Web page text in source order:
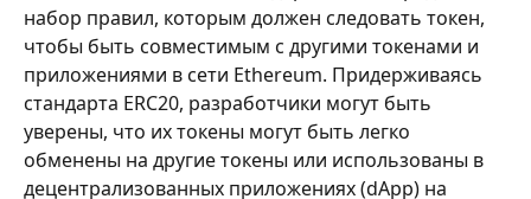
набор правил, которым должен следовать токен,
чтобы быть совместимым с другими токенами и
приложениями в сети Ethereum. Придерживаясь
стандарта ERC20, разработчики могут быть
уверены, что их токены могут быть легко
обменены на другие токены или использованы в
децентрализованных приложениях (dApp) на